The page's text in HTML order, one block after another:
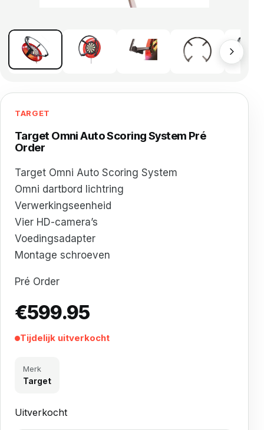
TARGET
Target Omni Auto Scoring System Pré
Order
Target Omni Auto Scoring System
Omni dartbord lichtring
Verwerkingseenheid
Vier HD-camera’s
Voedingsadapter
Montage schroeven
Pré Order
€599.95
Tijdelijk uitverkocht
Merk
Target
Uitverkocht